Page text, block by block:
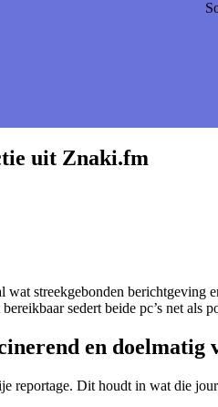
uit Znaki.fm
streekgebonden
sedert beide pc’s net als
en doelmatig
reportage. Dit houdt in wat die